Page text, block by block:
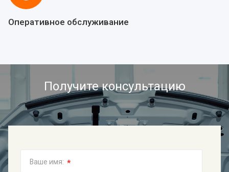
Оперативное обслуживание
Получите консультацию
Ваше имя: *